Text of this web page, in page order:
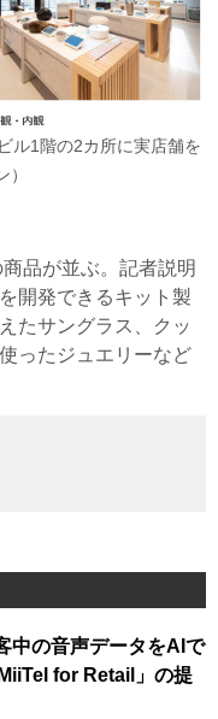
ル1階の2カ所に実店舗を
品が並ぶ。記者説明
開発できるキット製
たサングラス、クッ
ったジュエリーなど
中の音声データをAIで
for Retail」の提